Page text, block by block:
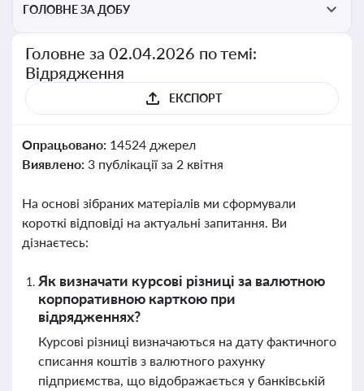
ГОЛОВНЕ ЗА ДОБУ
Головне за 02.04.2026 по темі:
Відрядження
ЕКСПОРТ
Опрацьовано: 14524 джерел
Виявлено: 3 публікації за 2 квітня
На основі зібраних матеріалів ми сформували
короткі відповіді на актуальні запитання. Ви
дізнаєтесь:
Як визначати курсові різниці за валютною
корпоративною карткою при
відрядженнях?
Курсові різниці визначаються на дату фактичного
списання коштів з валютного рахунку
підприємства, що відображається у банківській